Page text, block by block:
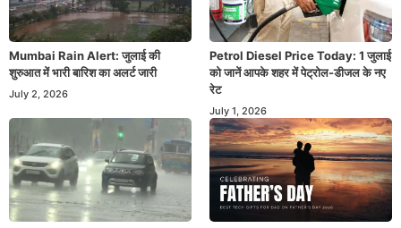
Mumbai Rain Alert: जुलाई की
शुरुआत में भारी बारिश का अलर्ट जारी
July 2, 2026
Petrol Diesel Price Today: 1 जुलाई
को जानें आपके शहर में पेट्रोल-डीजल के नए
रेट
July 1, 2026